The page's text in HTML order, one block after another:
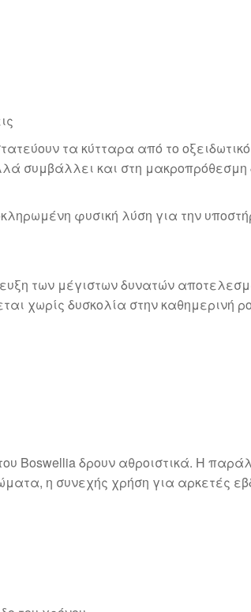
τα κύτταρα από το
συμβάλλει και στη μακροπρόθεσμη
φυσική λύση για την
των μέγιστων δυνατών
χωρίς δυσκολία στην καθημερινή
Boswellia δρουν αθροιστικά. Η
η συνεχής χρήση για αρκετές